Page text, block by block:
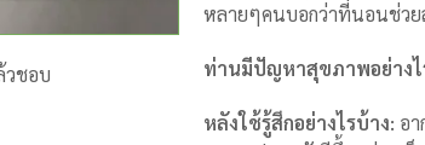
วชอบ
หลายๆคนบอกว่าที่นอนช่วย
ท่านมีปัญหาสุขภาพอย่างไ
หลังใช้รู้สึกอย่างไรบ้าง: อ